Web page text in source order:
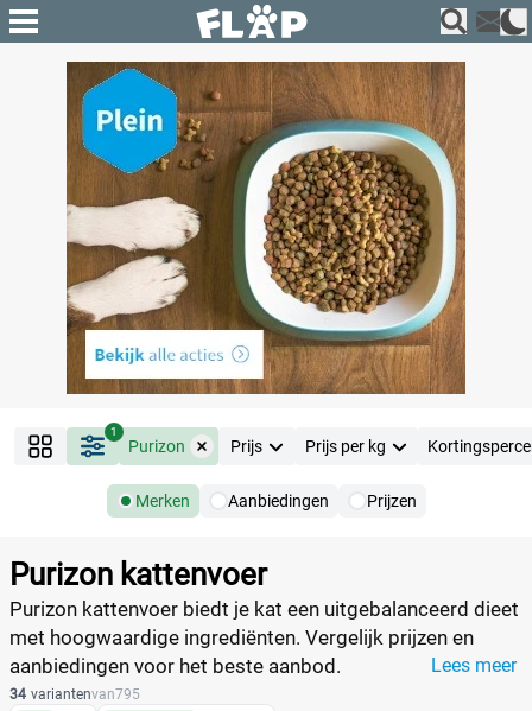
1
Purizon Prijs Prijs per kg
Merken Aanbiedingen Prijzen
Filter
Merk
Purizon kattenvoer
Purizon kattenvoer biedt je kat een uitgebalanceerd dieet
met hoogwaardige ingrediënten. Vergelijk prijzen en
aanbiedingen voor het beste aanbod.
Lees meer
Producten
34 variantenvan795